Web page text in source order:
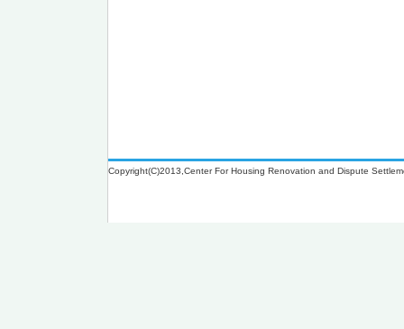
Copyright(C)2013,Center For Housing Renovation and Dispute